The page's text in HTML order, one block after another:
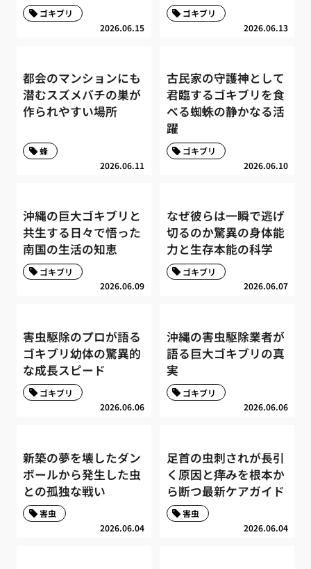
2026.06.15
ゴキブリ
2026.06.13
ゴキブリ
都会のマンションにも
潜むスズメバチの巣が
作られやすい場所
2026.06.11
蜂
古民家の守護神として
君臨するゴキブリを食
べる蜘蛛の静かなる活
躍
2026.06.10
ゴキブリ
沖縄の巨大ゴキブリと
共生する日々で悟った
南国の生活の知恵
2026.06.09
ゴキブリ
なぜ彼らは一瞬で逃げ
切るのか驚異の身体能
力と生存本能の科学
2026.06.07
ゴキブリ
害虫駆除のプロが語る
ゴキブリ幼体の驚異的
な成長スピード
2026.06.06
ゴキブリ
沖縄の害虫駆除業者が
語る巨大ゴキブリの真
実
2026.06.06
ゴキブリ
新築の夢を壊したダン
ボールから発生した虫
との孤独な戦い
2026.06.04
害虫
足首の虫刺されが長引
く原因と痒みを根本か
ら断つ最新ケアガイド
2026.06.04
害虫